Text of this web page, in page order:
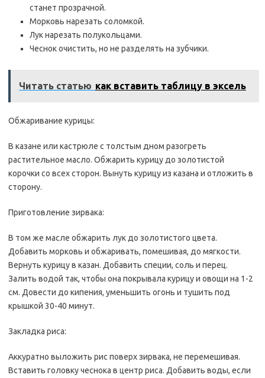
станет прозрачной.
Морковь нарезать соломкой.
Лук нарезать полукольцами.
Чеснок очистить, но не разделять на зубчики.
Читать статью как вставить таблицу в эксель
Обжаривание курицы:
В казане или кастрюле с толстым дном разогреть
растительное масло. Обжарить курицу до золотистой
корочки со всех сторон. Вынуть курицу из казана и отложить в
сторону.
Приготовление зирвака:
В том же масле обжарить лук до золотистого цвета.
Добавить морковь и обжаривать, помешивая, до мягкости.
Вернуть курицу в казан. Добавить специи, соль и перец.
Залить водой так, чтобы она покрывала курицу и овощи на 1-2
см. Довести до кипения, уменьшить огонь и тушить под
крышкой 30-40 минут.
Закладка риса:
Аккуратно выложить рис поверх зирвака, не перемешивая.
Вставить головку чеснока в центр риса. Добавить воды, если